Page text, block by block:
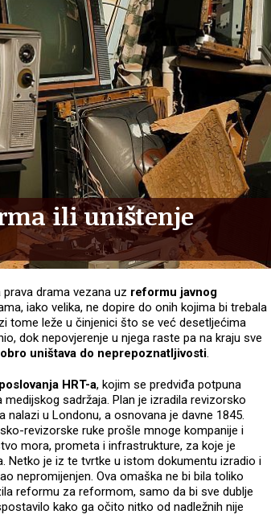
ili uništenje
drama vezana uz reformu javnog
iako velika, ne dopire do onih kojima bi trebala
tome leže u činjenici što se već desetljećima
dok nepovjerenje u njega raste pa na kraju sve
uništava do neprepoznatljivosti.
HRT-a, kojim se predviđa potpuna
sadržaja. Plan je izradila revizorsko
nalazi u Londonu, a osnovana je davne 1845.
revizorske ruke prošle mnoge kompanije i
mora, prometa i infrastrukture, za koje je
Netko je iz te tvrtke u istom dokumentu izradio i
nepromijenjen. Ova omaška ne bi bila toliko
reformu za reformom, samo da bi sve dublje
kako ga očito nitko od nadležnih nije